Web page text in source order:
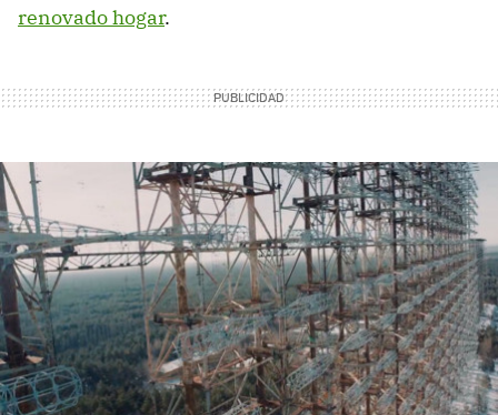
renovado hogar.